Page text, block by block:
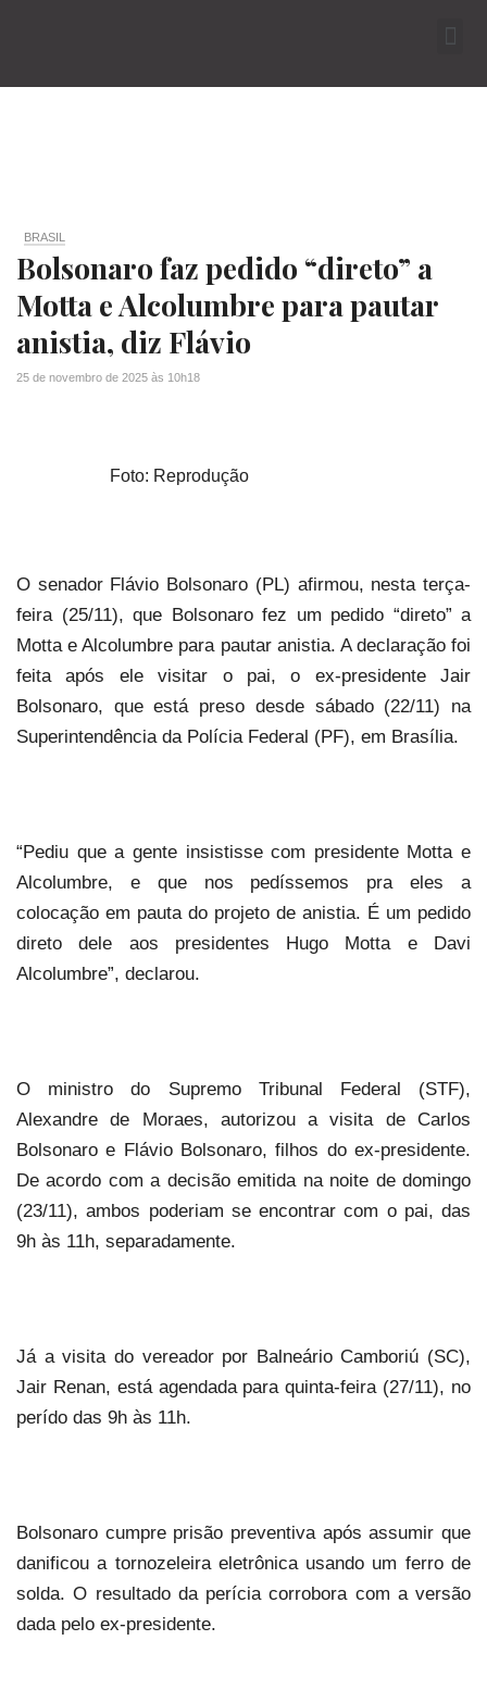
BRASIL
Bolsonaro faz pedido “direto” a
Motta e Alcolumbre para pautar
anistia, diz Flávio
25 de novembro de 2025 às 10h18
Foto: Reprodução
O senador Flávio Bolsonaro (PL) afirmou, nesta terça-
feira (25/11), que Bolsonaro fez um pedido “direto” a
Motta eAlcolumbre para pautar anistia. A declaração foi
feita após ele visitar o pai, o ex-presidente Jair
Bolsonaro, que está preso desde sábado (22/11) na
Superintendência da Polícia Federal (PF), em Brasília.
“Pediu que a gente insistisse com presidente Motta e
Alcolumbre, e que nos pedíssemos pra eles a
colocação em pauta do projeto de anistia. É um pedido
direto dele aos presidentes Hugo Motta e Davi
Alcolumbre”, declarou.
O ministro do Supremo Tribunal Federal (STF),
Alexandre de Moraes, autorizou a visita de Carlos
Bolsonaro e Flávio Bolsonaro, filhos do ex-presidente.
De acordo com a decisão emitida na noite de domingo
(23/11), ambos poderiam se encontrar com o pai, das
9h às 11h, separadamente.
Já a visita do vereador por Balneário Camboriú (SC),
Jair Renan, está agendada para quinta-feira (27/11), no
perído das 9h às 11h.
Bolsonaro cumpre prisão preventiva após assumir que
danificou a tornozeleira eletrônica usando um ferro de
solda. O resultado da perícia corrobora com a versão
dada pelo ex-presidente.